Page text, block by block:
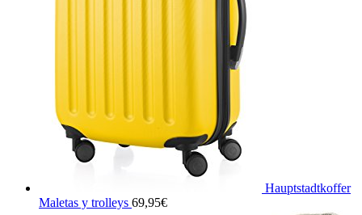
Hauptstadtkoffer
Maletas y trolleys 69,95€